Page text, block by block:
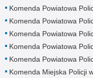
Komenda Powiatowa
Komenda Powiatowa
Komenda Powiatowa
Komenda Powiatowa
Komenda Powiatowa
Komenda Miejska Policji